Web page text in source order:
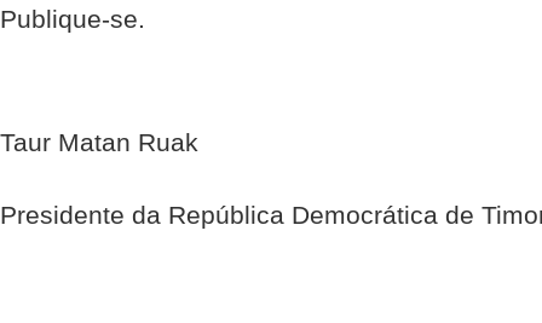
Publique-se.
Taur Matan Ruak
Presidente da República Democrática de